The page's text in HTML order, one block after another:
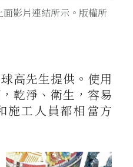
影片連結所示。版權所
高先生提供。使用
乾淨、衛生，容易
施工人員都相當方